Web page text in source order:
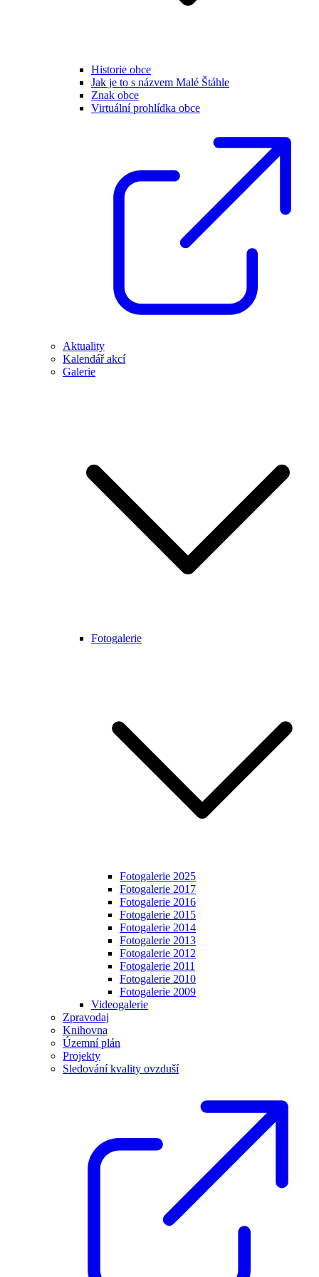
Historie obce
Jak je to s názvem Malé Štáhle
Znak obce
Virtuální prohlídka obce
Aktuality
Kalendář akcí
Galerie
Fotogalerie
Fotogalerie 2025
Fotogalerie 2017
Fotogalerie 2016
Fotogalerie 2015
Fotogalerie 2014
Fotogalerie 2013
Fotogalerie 2012
Fotogalerie 2011
Fotogalerie 2010
Fotogalerie 2009
Videogalerie
Zpravodaj
Knihovna
Územní plán
Projekty
Sledování kvality ovzduší